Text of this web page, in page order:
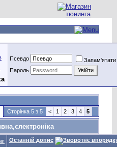
Псевдо
Пароль
Сторінка 5 з 5
< 1 2 3 4 5
Останній допис